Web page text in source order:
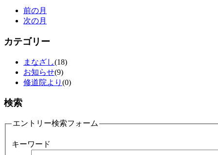
前の月
次の月
カテゴリー
まなざし(18)
お知らせ(9)
修道院より (0)
検索
エントリー検索フォーム
キーワード